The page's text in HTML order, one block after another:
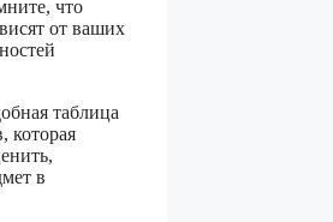
что
от ваших
таблица
которая
в